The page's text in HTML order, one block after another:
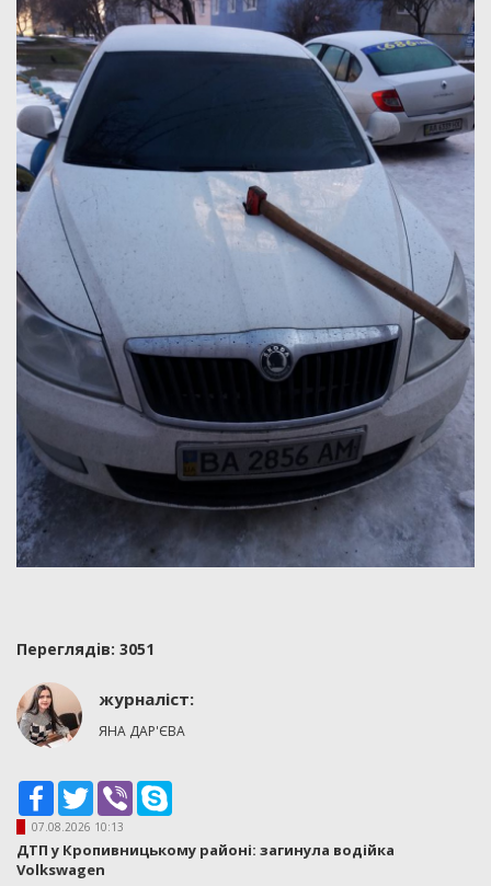
Переглядiв: 3051
журналіст:
ЯНА ДАР'ЄВА
Facebook
TwitterViber
07.08.2026 10:13
ДТП у Кропивницькому районі: загинула водійка
Volkswagen